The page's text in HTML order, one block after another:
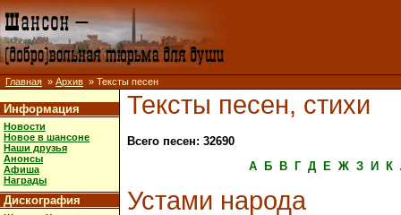
Главная » Архив » Тексты песен
Информация
Новости
Новое в шансоне
Наши друзья
Анонсы
Афиша
Награды
Дискография
Тексты песен, стихи
Всего песен: 32690
А
Б В Г Д Е Ж З И К
Устами народа